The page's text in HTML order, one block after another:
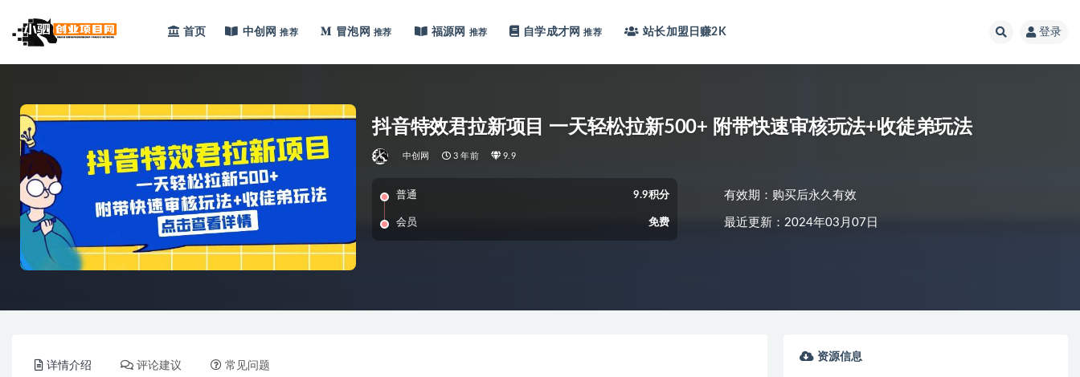
首页 中创网 推荐 冒泡网 推荐 福源网 推荐 自学成才网 推荐 站长加盟 日赚2K 登录
抖音特效君拉新项目 一天轻松拉新500+ 附带快速审核玩法+收徒弟玩法
中创网 3 年前 9.9
普通 9.9积分
会员 免费
有效期：购买后永久有效
最近更新：2024年03月07日
详情介绍 评论建议 常见问题
资源信息